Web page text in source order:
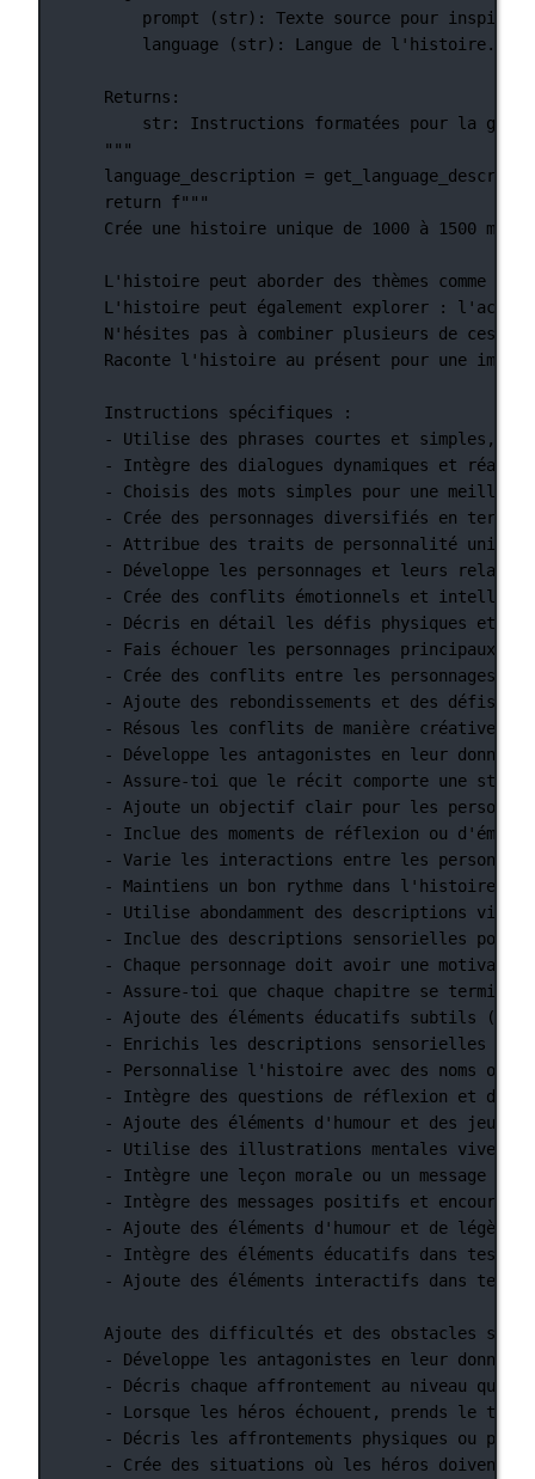
prompt (str): Texte source pour
language (str): Langue de l'histoire.
Returns:
str: Instructions formatées pour la
"""
language_description =
return
f"""
Crée une histoire unique de 1000 à 1500
L'histoire peut aborder des thèmes comme :
L'histoire peut également explorer :
N'hésites pas à combiner plusieurs de ces
Raconte l'histoire au présent pour une
Instructions spécifiques :
- Utilise des phrases courtes et simples,
- Intègre des dialogues dynamiques et
- Choisis des mots simples pour une
- Crée des personnages diversifiés en
- Attribue des traits de personnalité
- Développe les personnages et leurs
- Crée des conflits émotionnels et
- Décris en détail les défis physiques et
- Fais échouer les personnages principaux
- Crée des conflits entre les personnages
- Ajoute des rebondissements et des défis
- Résous les conflits de manière créative
- Développe les antagonistes en leur
- Assure-toi que le récit comporte une
- Ajoute un objectif clair pour les
- Inclue des moments de réflexion ou
- Varie les interactions entre les
- Maintiens un bon rythme dans l'histoire
- Utilise abondamment des descriptions
- Inclue des descriptions sensorielles
- Chaque personnage doit avoir une
- Assure-toi que chaque chapitre se
- Ajoute des éléments éducatifs subtils
- Enrichis les descriptions sensorielles
- Personnalise l'histoire avec des noms ou
- Intègre des questions de réflexion et
- Ajoute des éléments d'humour et des jeux
- Utilise des illustrations mentales vives
- Intègre une leçon morale ou un message
- Intègre des messages positifs et
- Ajoute des éléments d'humour et de
- Intègre des éléments éducatifs dans tes
- Ajoute des éléments interactifs dans tes
Ajoute des difficultés et des obstacles
- Développe les antagonistes en leur
- Décris chaque affrontement au niveau
- Lorsque les héros échouent, prends le
- Décris les affrontements physiques ou
- Crée des situations où les héros doivent